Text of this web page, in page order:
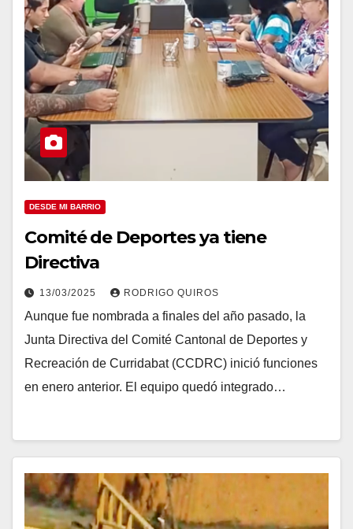
DESDE MI BARRIO
Comité de Deportes ya tiene
Directiva
13/03/2025 RODRIGO QUIROS
Aunque fue nombrada a finales del año pasado, la
Junta Directiva del Comité Cantonal de Deportes y
Recreación de Curridabat (CCDRC) inició funciones
en enero anterior. El equipo quedó integrado…